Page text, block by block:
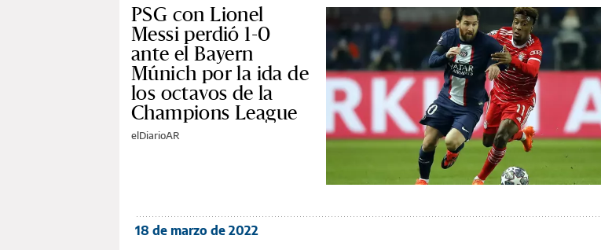
PSG con Lionel
Messi perdió 1-0
ante el Bayern
Múnich por la ida de
los octavos de la
Champions League
elDiarioAR
18 de marzo de 2022